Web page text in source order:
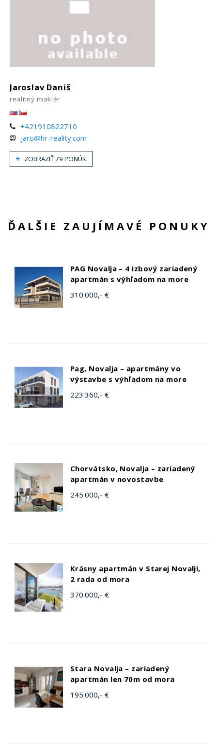
Jaroslav Daniš
realitný maklér
+421910822710
jaro@hr-reality.com
ZOBRAZIŤ 79 PONÚK
ĎALŠIE ZAUJÍMAVÉ PONUKY
PAG Novalja – 4 izbový zariadený
apartmán s výhľadom na more
310.000,- €
Pag, Novalja – apartmány vo
výstavbe s výhľadom na more
223.360,- €
Chorvátsko, Novalja – zariadený
apartmán v novostavbe
245.000,- €
Krásny apartmán v Starej Novalji,
2 rada od mora
370.000,- €
Stara Novalja – zariadený
apartmán len 70m od mora
195.000,- €